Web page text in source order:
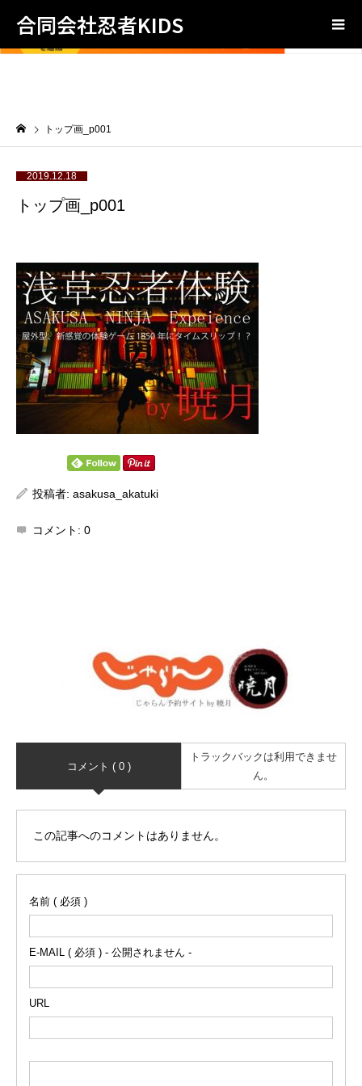
合同会社忍者KIDS
トップ画_p001
2019.12.18
トップ画_p001
投稿者: asakusa_akatuki
コメント: 0
コメント ( 0 )
トラックバックは利用できませ
ん。
この記事へのコメントはありません。
名前 ( 必須 )
E-MAIL ( 必須 ) - 公開されません -
URL